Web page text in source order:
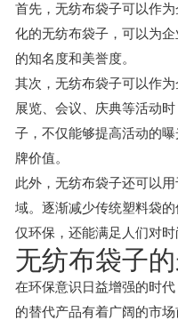
首先，无纺布袋子可以作
化的无纺布袋子，可以为
的知名度和美誉度。
其次，无纺布袋子可以作
展览、会议、庆典等活动
子，不仅能够提高活动的
牌价值。
此外，无纺布袋子还可以
域。逐渐减少传统塑料袋
仅环保，还能满足人们对时
无纺布袋子
在环保意识日益增强的时
的替代产品有着广阔的市场